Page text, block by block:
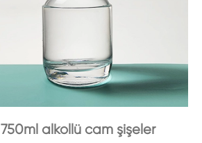
750ml alkollü cam şişeler